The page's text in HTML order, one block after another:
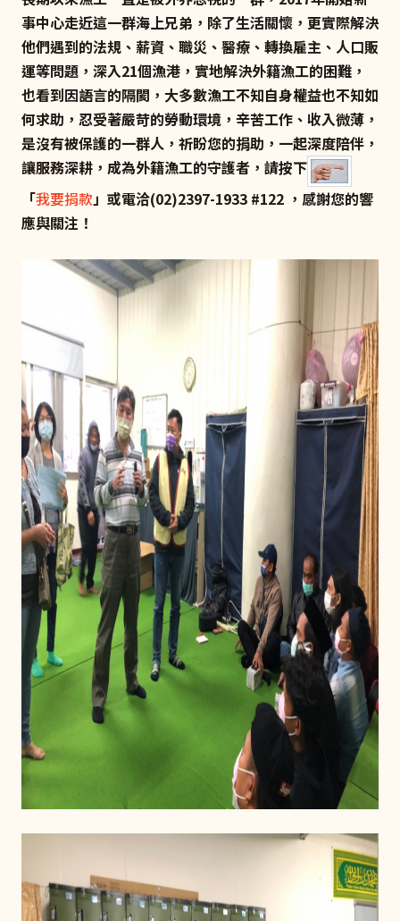
事中心走近這一群海上兄弟，除了生活關懷，更實際解決
他們遇到的法規、薪資、職災、醫療、轉換雇主、人口販
運等問題，深入21個漁港，實地解決外籍漁工的困難，
也看到因語言的隔閡，大多數漁工不知自身權益也不知如
何求助，忍受著嚴苛的勞動環境，辛苦工作、收入微薄，
是沒有被保護的一群人，祈盼您的捐助，一起深度陪伴，
讓服務深耕，成為外籍漁工的守護者，請按下
「我要捐款 」或電洽(02)2397-1933 #122 ，感謝您的響
應與關注！